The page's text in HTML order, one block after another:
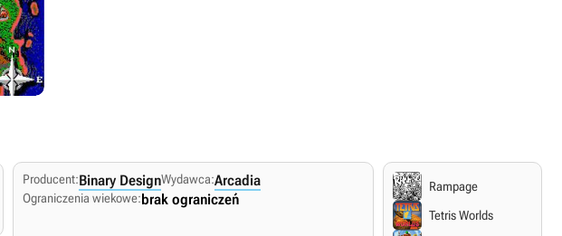
Producent:Binary DesignWydawca:Arcadia
Ograniczenia wiekowe:brak ograniczeń
Rampage
Tetris Worlds